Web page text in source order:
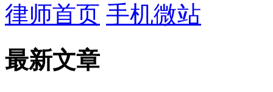
律师首页 手机微站
最新文章